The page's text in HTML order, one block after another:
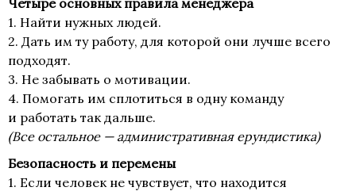
Четыре основных правила менеджера
1. Найти нужных людей.
2. Дать им ту работу, для которой они лучше всего
подходят.
3. Не забывать о мотивации.
4. Помогать им сплотиться в одну команду
и работать так дальше.
(Все остальное — административная ерундистика)
Безопасность и перемены
1. Если человек не чувствует, что находится